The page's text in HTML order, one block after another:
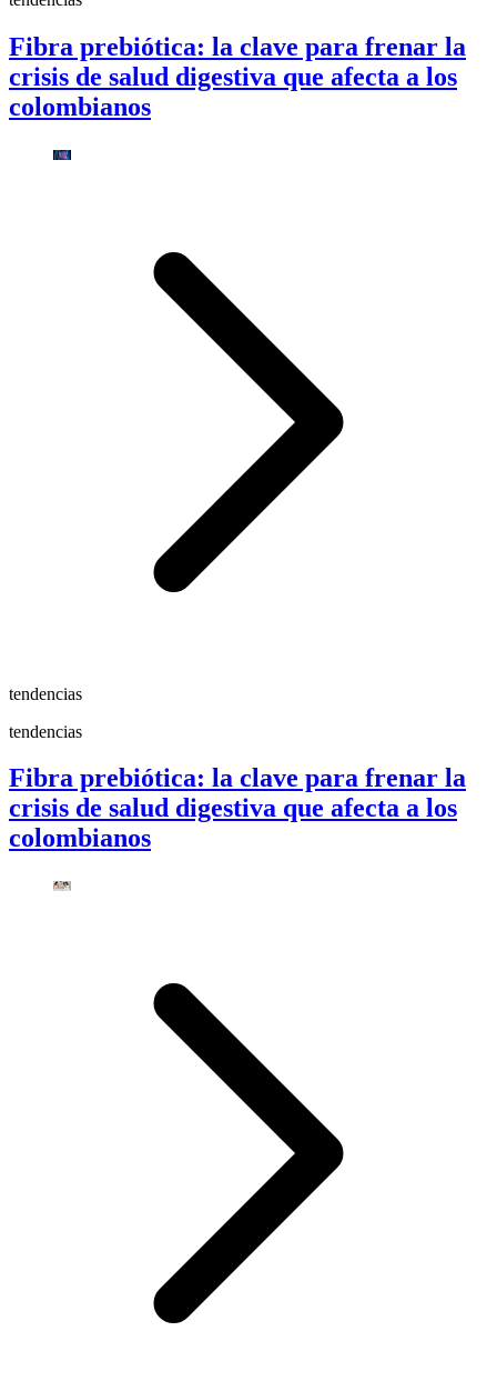
Fibra prebiótica: la clave para frenar la
crisis de salud digestiva que afecta a los
colombianos
tendencias
tendencias
Fibra prebiótica: la clave para frenar la
crisis de salud digestiva que afecta a los
colombianos